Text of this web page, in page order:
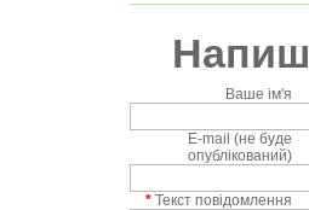
Ваше ім'я
E-mail (не буде
опублікований)
* Текст повідомлення